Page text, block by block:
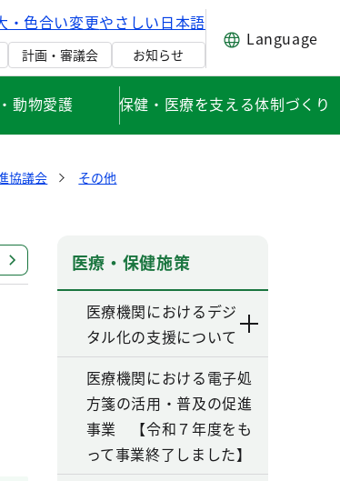
・色合い変更やさしい日本語
計画・審議会 お知らせ
Language
動物愛護 保健・医療を支える体制づくり
協議会
その他
検討部会 改定部会（第六次改定）
医療・保健施策
医療機関におけるデジ
タル化の支援について
医療機関における電子処
方箋の活用・普及の促進
事業 【令和７年度をも
って事業終了しました】